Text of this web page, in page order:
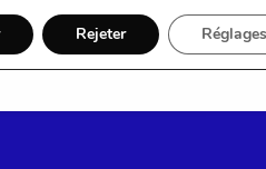
Par région
Rejeter Réglages